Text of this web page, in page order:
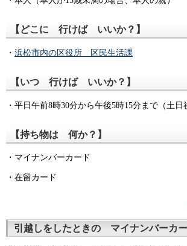
【どこに 行けば いいか？】
・ 浜松市内の区役所 区民生活課
【いつ 行けば いいか？】
・平日午前8時30分から午後5時15分まで（土日
【持ち物は 何か？】
・マイナンバーカード
・在留カード
引越しをしたときの マイナンバーカ